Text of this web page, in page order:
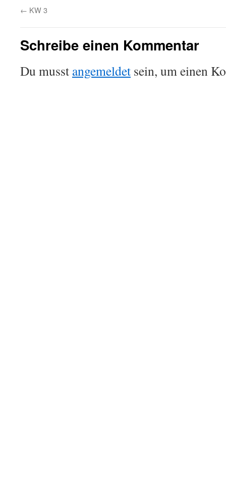
← KW 3
Schreibe einen Kommentar
Du musst angemeldet sein, um einen